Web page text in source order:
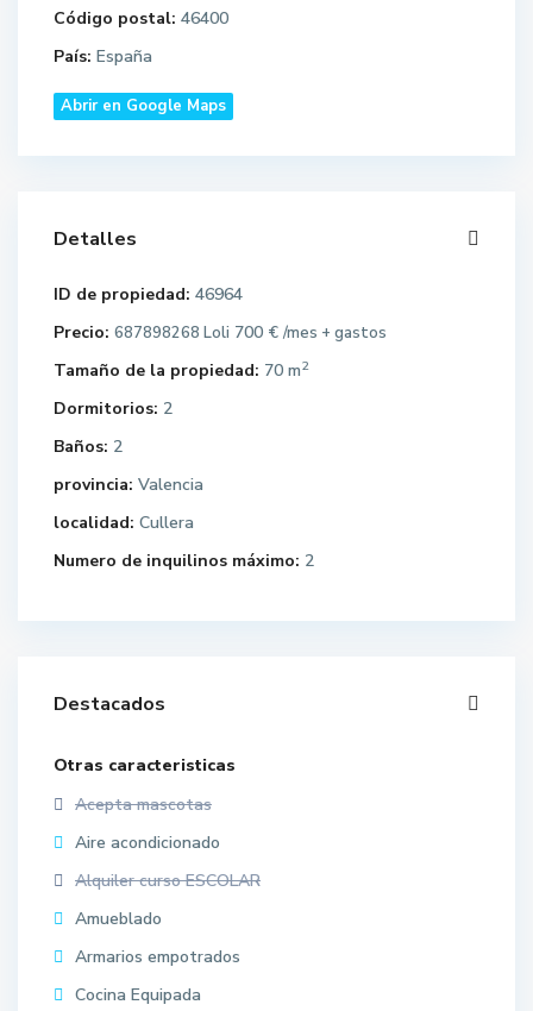
Código postal: 46400
País: España
Abrir en Google Maps
Detalles
ID de propiedad: 46964
Precio: 687898268 Loli 700 € /mes + gastos
Tamaño de la propiedad: 70 m2
Dormitorios: 2
Baños: 2
provincia: Valencia
localidad: Cullera
Numero de inquilinos máximo: 2
Destacados
Otras caracteristicas
Acepta mascotas
Aire acondicionado
Alquiler curso ESCOLAR
Amueblado
Armarios empotrados
Cocina Equipada